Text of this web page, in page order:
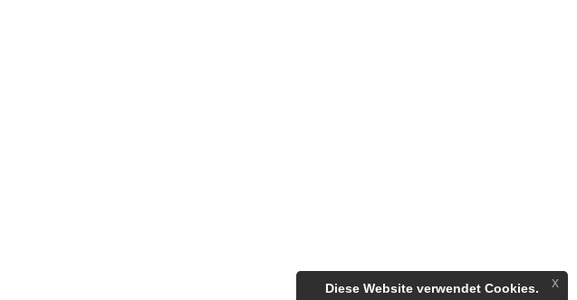
Diese Website verwendet Cookies. x